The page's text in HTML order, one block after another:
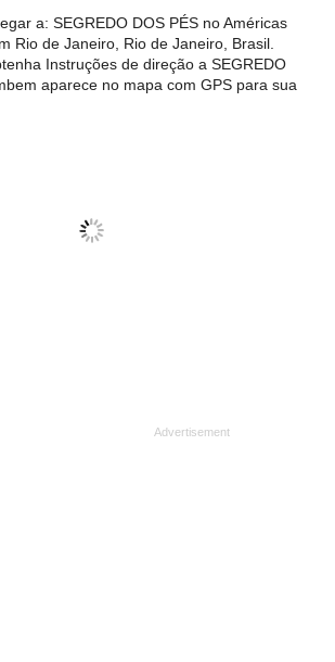
a: SEGREDO DOS PÉS no Américas
Rio de Janeiro, Rio de Janeiro, Brasil.
Instruções de direção a SEGREDO
aparece no mapa com GPS para sua